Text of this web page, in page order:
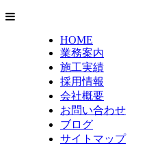
HOME
業務案内
施工実績
採用情報
会社概要
お問い合わせ
ブログ
サイトマップ